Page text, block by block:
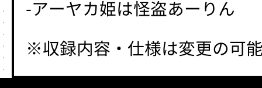
-アーヤカ姫は怪盗あーりん
※収録内容・仕様は変更の可